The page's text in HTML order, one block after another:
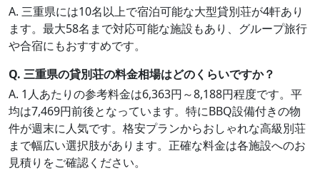
A. 三重県には10名以上で宿泊可能な大型貸別荘が4軒あり
ます。最大58名まで対応可能な施設もあり、グループ旅行
や合宿にもおすすめです。
Q. 三重県の貸別荘の料金相場はどのくらいですか？
A. 1人あたりの参考料金は6,363円～8,188円程度です。平
均は7,469円前後となっています。特にBBQ設備付きの物
件が週末に人気です。格安プランからおしゃれな高級別荘
まで幅広い選択肢があります。正確な料金は各施設へのお
見積りをご確認ください。